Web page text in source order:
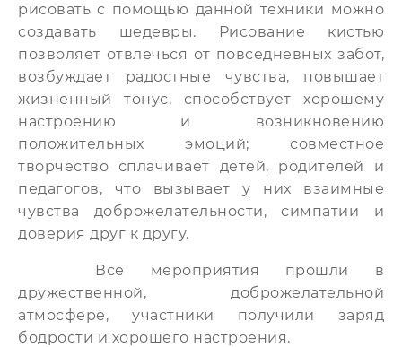
рисовать с помощью данной техники можно
создавать шедевры. Рисование кистью
позволяет отвлечься от повседневных забот,
возбуждает радостные чувства, повышает
жизненный тонус, способствует хорошему
настроению и возникновению
положительных эмоций; совместное
творчество сплачивает детей, родителей и
педагогов, что вызывает у них взаимные
чувства доброжелательности, симпатии и
доверия друг к другу.
Все мероприятия прошли в
дружественной, доброжелательной
атмосфере, участники получили заряд
бодрости и хорошего настроения.